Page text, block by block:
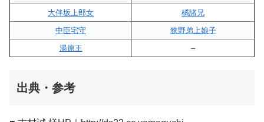
大伴坂上郎女
橘諸兄
中臣宅守
狭野弟上娘子
湯原王
–
出典・参考